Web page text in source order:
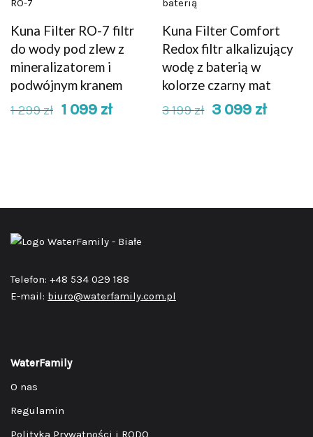
Kuna Filter RO-7 filtr
do wody pod zlew z
mineralizatorem i
podwójnym kranem
1 299zł 1 099 zł
Kuna Filter Comfort
Redox filtr alkalizujący
wodę z baterią w
kolorze czarny mat
3 199zł 3 099 zł
Telefon: +48 534 029 188
E-mail: biuro@waterfamily.com.pl
WaterFamily
O nas
Regulamin
Polityka Prywatności i RODO